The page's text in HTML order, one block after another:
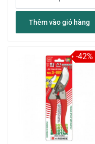
Thêm vào giỏ hàng
-42%